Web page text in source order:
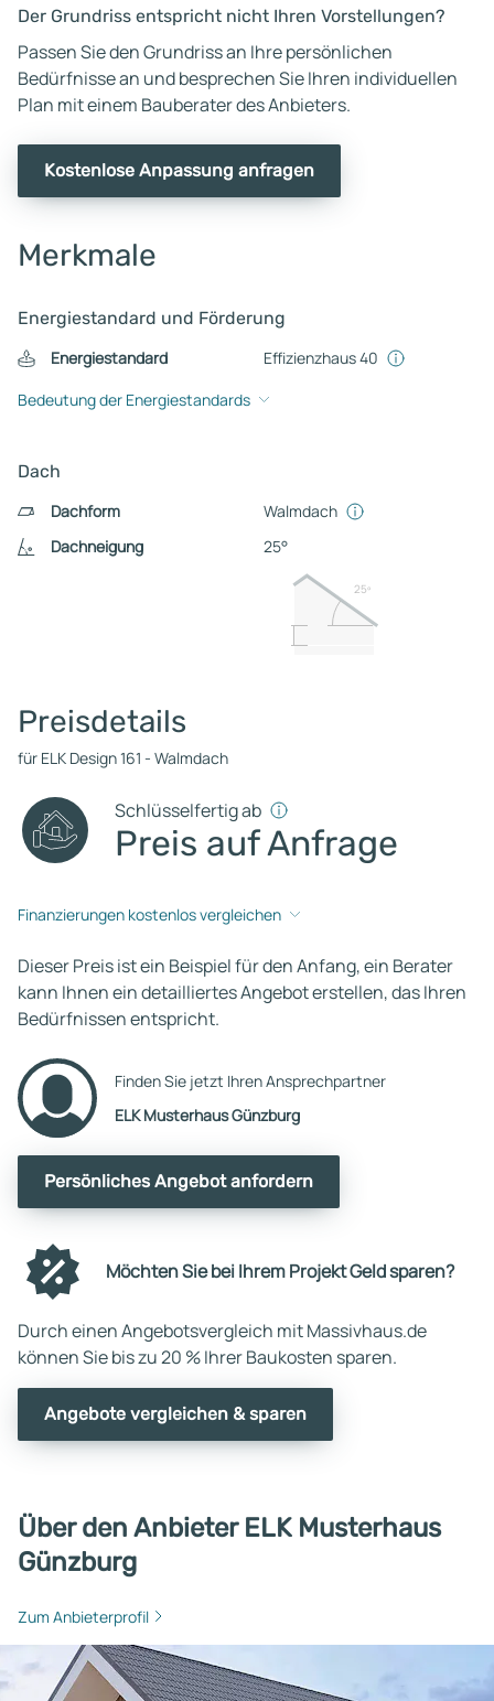
Der Grundriss entspricht nicht Ihren Vorstellungen?
Passen Sie den Grundriss an Ihre persönlichen
Bedürfnisse an und besprechen Sie Ihren individuellen
Plan mit einem Bauberater des Anbieters.
Kostenlose Anpassung anfragen
Merkmale
Energiestandard und Förderung
Energiestandard
Effizienzhaus 40
Bedeutung der Energiestandards
Dach
Dachform
Walmdach
Dachneigung
25°
25º
Preisdetails
für ELK Design 161 - Walmdach
Schlüsselfertig ab
Preis auf Anfrage
Finanzierungen kostenlos vergleichen
Dieser Preis ist ein Beispiel für den Anfang, ein Berater
kann Ihnen ein detailliertes Angebot erstellen, das Ihren
Bedürfnissen entspricht.
Finden Sie jetzt Ihren Ansprechpartner
ELK Musterhaus Günzburg
Persönliches Angebot anfordern
Möchten Sie bei Ihrem Projekt Geld sparen?
Durch einen Angebotsvergleich mit Massivhaus.de
können Sie bis zu 20 % Ihrer Baukosten sparen.
Angebote vergleichen & sparen
Über den Anbieter ELK Musterhaus
Günzburg
Zum Anbieterprofil